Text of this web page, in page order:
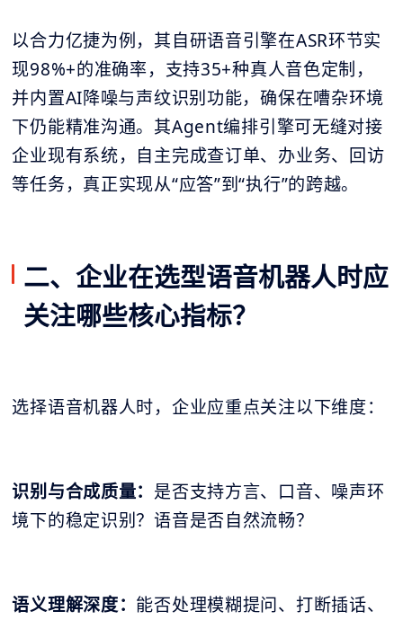
以合力亿捷为例，其自研语音引擎在ASR环节实
现98%+的准确率，支持35+种真人音色定制，
并内置AI降噪与声纹识别功能，确保在嘈杂环境
下仍能精准沟通。其Agent编排引擎可无缝对接
企业现有系统，自主完成查订单、办业务、回访
等任务，真正实现从“应答”到“执行”的跨越。
二、企业在选型语音机器人时应
关注哪些核心指标？
选择语音机器人时，企业应重点关注以下维度：
识别与合成质量： 是否支持方言、口音、噪声环
境下的稳定识别？语音是否自然流畅？
语义理解深度： 能否处理模糊提问、打断插话、